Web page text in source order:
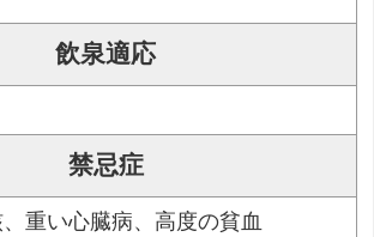
飲泉適応
禁忌症
重い心臓病、高度の貧血